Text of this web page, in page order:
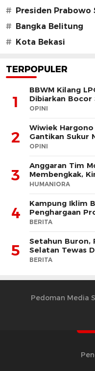
# Presiden Prabowo
# Bangka Belitung
# Kota Bekasi
TERPOPULER
1
BBWM Kilang
Dibiarkan Bocor
OPINI
2
Wiwiek
Gantikan Sukur
OPINI
3
Anggaran Tim
Membengkak,
HUMANIORA
4
Kampung Iklim
Penghargaan
BERITA
5
Setahun Buron,
Selatan Tewas
BERITA
Pedoman Media